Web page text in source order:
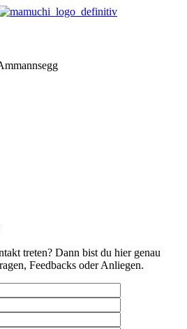
treten? Dann bist du hier genau
Feedbacks oder Anliegen.